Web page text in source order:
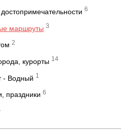
6
маршруты 3
2
курорты 14
- Водный 1
праздники 6